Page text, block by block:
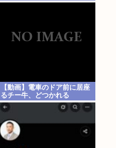
【動画】電車のドア前に居座
るチー牛、どつかれる